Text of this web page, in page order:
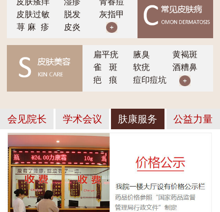
皮肤过敏
脱发
灰指甲
荨 麻 疹
皮炎
扁平疣 腋臭
黄褐斑
雀 斑
软疣
酒糟鼻
疤 痕
痘印痘坑
会见院长 学术会议 肤康服务 公益力量